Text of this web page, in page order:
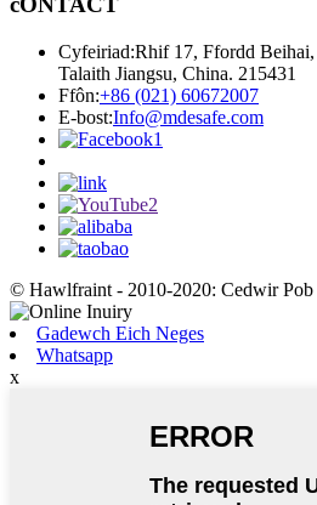
Cyfeiriad:Rhif 17, Ffordd
Talaith Jiangsu, China. 215431
Ffôn:+86 (021) 60672007
E-bost:Info@mdesafe.com
© Hawlfraint - 2010-2020: Cedwir
Gadewch Eich Neges
Whatsapp
x